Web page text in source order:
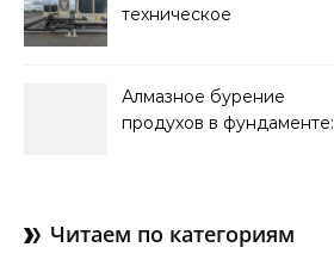
техническое
Алмазное бурение
продухов в фундаменте:
Читаем по категориям